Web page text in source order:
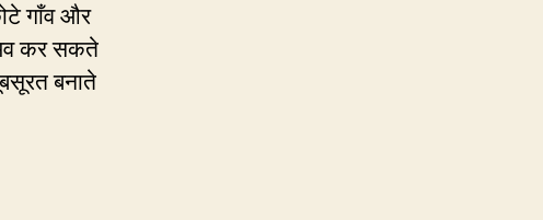
गाँव और
कर सकते
बनाते